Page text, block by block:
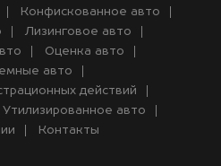
Конфискованное авто
Лизинговое авто
Оценка авто
авто
действий
Утилизированное авто
Контакты